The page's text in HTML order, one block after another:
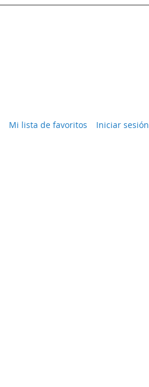
Mi lista de favoritos Iniciar sesión